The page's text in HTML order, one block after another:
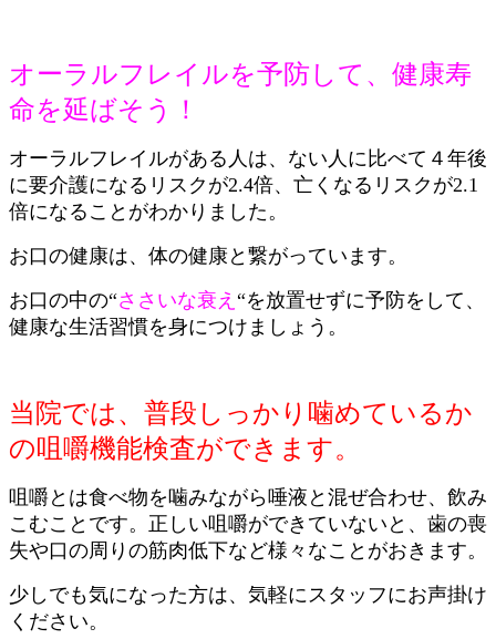
オーラルフレイルを予防して、健康寿
命を延ばそう！
オーラルフレイルがある人は、ない人に比べて４年後
に要介護になるリスクが2.4倍、亡くなるリスクが2.1
倍になることがわかりました。
お口の健康は、体の健康と繋がっています。
お口の中の“ささいな衰え “を放置せずに予防をして、
健康な生活習慣を身につけましょう。
当院では、普段しっかり噛めているか
の咀嚼機能検査ができます。
咀嚼とは食べ物を噛みながら唾液と混ぜ合わせ、飲み
こむことです。正しい咀嚼ができていないと、歯の喪
失や口の周りの筋肉低下など様々なことがおきます。
少しでも気になった方は、気軽にスタッフにお声掛け
ください。